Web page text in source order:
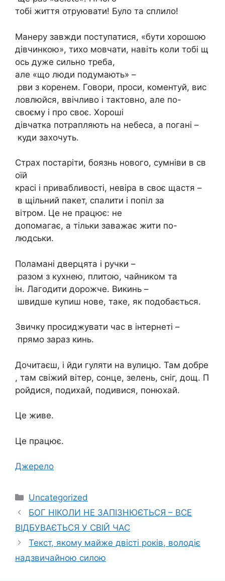
тобі життя отруювати! Було та сплило!
Манеру завжди поступатися, «бути хорошою
дівчинкою», тихо мовчати, навіть коли тобі щ
ось дуже сильно треба,
але «що люди подумають» –
рви з коренем. Говори, проси, коментуй, вис
ловлюйся, ввічливо і тактовно, але по-
своєму і про своє. Хороші
дівчатка потрапляють на небеса, а погані –
куди захочуть.
Страх постаріти, боязнь нового, сумніви в св
оїй
красі і привабливості, невіра в своє щастя –
в щільний пакет, спалити і попіл за
вітром. Це не працює: не
допомагає, а тільки заважає жити по-
людськи.
Поламані дверцята і ручки –
разом з кухнею, плитою, чайником та
ін. Лагодити дорожче. Викинь –
швидше купиш нове, таке, як подобається.
Звичку просиджувати час в інтернеті –
прямо зараз кинь.
Дочитаєш, і йди гуляти на вулицю. Там добре
, там свіжий вітер, сонце, зелень, сніг, дощ. П
ройдися, подихай, подивися, понюхай.
Це живе.
Це працює.
Джерело
Категорії
Uncategorized
БОГ НІКОЛИ НЕ ЗАПІЗНЮЄТЬСЯ – ВСЕ
ВІДБУВАЄТЬСЯ У СВІЙ ЧАС
Текст, якому майже двісті років, володіє
надзвичайною силою